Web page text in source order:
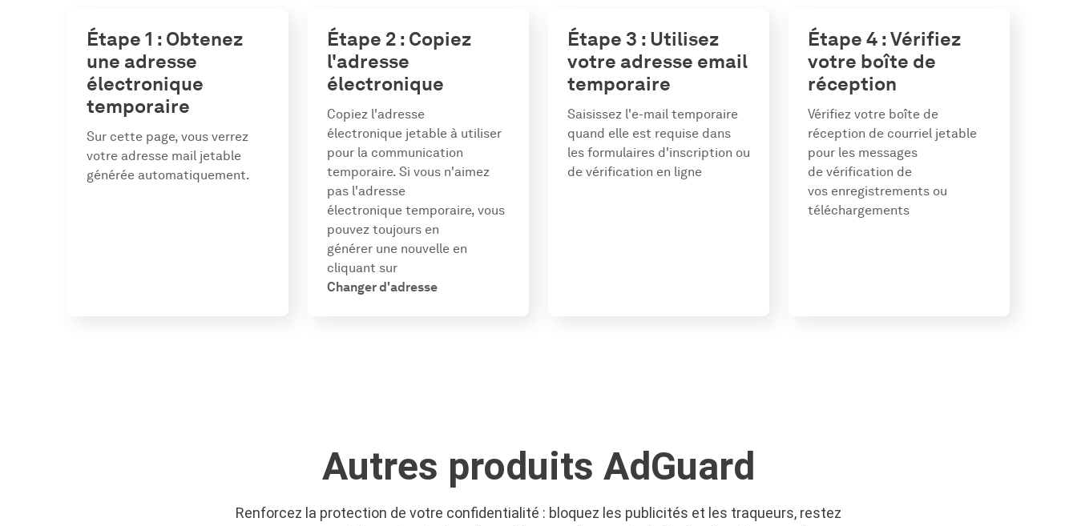
Étape 1 : Obtenez
une adresse
électronique
temporaire
Sur cette page, vous verrez
votre adresse mail jetable
générée automatiquement.
Étape 2 : Copiez
l'adresse
électronique
Copiez l'adresse
électronique jetable à utiliser
pour la communication
temporaire. Si vous n'aimez
pas l'adresse
électronique temporaire, vous
pouvez toujours en
générer une nouvelle en
cliquant sur
Changer d'adresse
Étape 3 : Utilisez
votre adresse email
temporaire
Saisissez l'e-mail temporaire
quand elle est requise dans
les formulaires d'inscription ou
de vérification en ligne
Étape 4 : Vérifiez
votre boîte de
réception
Vérifiez votre boîte de
réception de courriel jetable
pour les messages
de vérification de
vos enregistrements ou
téléchargements
Autres produits AdGuard
Renforcez la protection de votre confidentialité : bloquez les publicités et les traqueurs, restez